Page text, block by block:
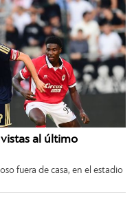
al último
fuera de casa, en el estadio